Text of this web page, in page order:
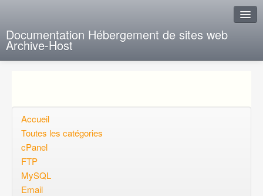
Documentation Hébergement de sites web
Archive-Host
Questions ouvertes
Voulez-vous vous inscrire?
Connexion
Accueil
Toutes les catégories
cPanel
FTP
MySQL
Email